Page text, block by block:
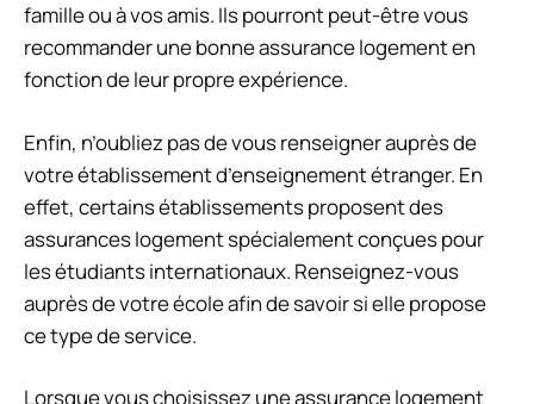
famille ou à vos amis. Ils pourront peut-être vous
recommander une bonne assurance logement en
fonction de leur propre expérience.
Enfin, n’oubliez pas de vous renseigner auprès de
votre établissement d’enseignement étranger. En
effet, certains établissements proposent des
assurances logement spécialement conçues pour
les étudiants internationaux. Renseignez-vous
auprès de votre école afin de savoir si elle propose
ce type de service.
Lorsque vous choisissez une assurance logement